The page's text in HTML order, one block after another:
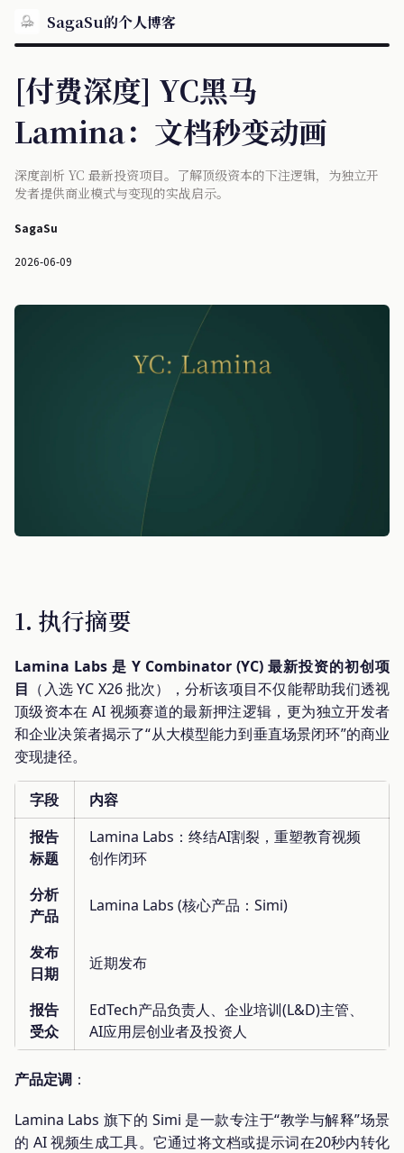
SagaSu的个人博客
[付费深度] YC黑马
Lamina：文档秒变动画
深度剖析 YC 最新投资项目。了解顶级资本的下注逻辑，为独立开
发者提供商业模式与变现的实战启示。
SagaSu
2026-06-09
1. 执行摘要
Lamina Labs 是 Y Combinator (YC) 最新投资的初创项
目 （入选 YC X26 批次），分析该项目不仅能帮助我们透视
顶级资本在 AI 视频赛道的最新押注逻辑，更为独立开发者
和企业决策者揭示了“从大模型能力到垂直场景闭环”的商业
变现捷径。
字段
内容
报告
标题
Lamina Labs：终结AI割裂，重塑教育视频
创作闭环
分析
产品
Lamina Labs (核心产品：Simi)
发布
日期
近期发布
报告
受众
EdTech产品负责人、企业培训(L&D)主管、
AI应用层创业者及投资人
产品定调 ：
Lamina Labs 旗下的 Simi 是一款专注于“教学与解释”场景
的 AI 视频生成工具。它通过将文档或提示词在20秒内转化